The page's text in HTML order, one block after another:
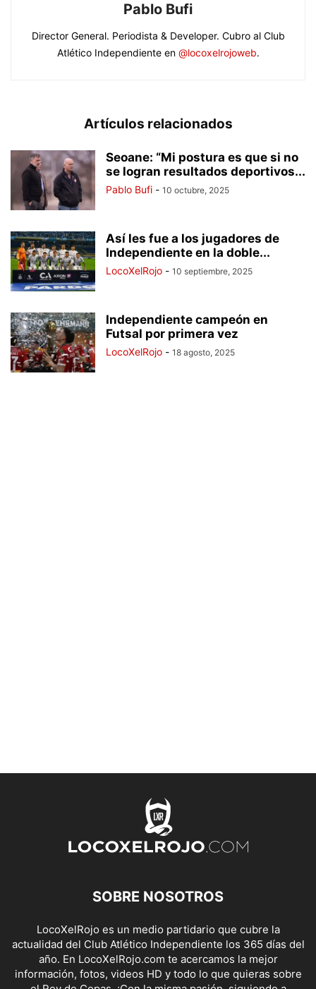
Pablo Bufi
Director General. Periodista & Developer. Cubro al Club
Atlético Independiente en @locoxelrojoweb.
Artículos relacionados
Seoane: “Mi postura es que si no
se logran resultados deportivos...
Pablo Bufi - 10 octubre, 2025
Así les fue a los jugadores de
Independiente en la doble...
LocoXelRojo - 10 septiembre, 2025
Independiente campeón en
Futsal por primera vez
LocoXelRojo - 18 agosto, 2025
SOBRE NOSOTROS
LocoXelRojo es un medio partidario que cubre la
actualidad del Club Atlético Independiente los 365 días del
año. En LocoXelRojo.com te acercamos la mejor
información, fotos, videos HD y todo lo que quieras sobre